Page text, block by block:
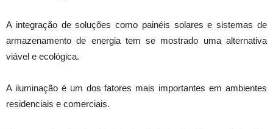
A integração de soluções como painéis solares e sistemas de
armazenamento de energia tem se mostrado uma alternativa
viável e ecológica.
A iluminação é um dos fatores mais importantes em ambientes
residenciais e comerciais.